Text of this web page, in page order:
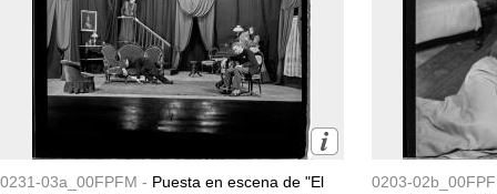
0231-03a_00FPFM - Puesta en escena de "El
0203-